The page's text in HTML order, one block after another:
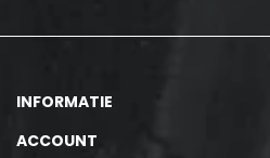
INFORMATIE
ACCOUNT